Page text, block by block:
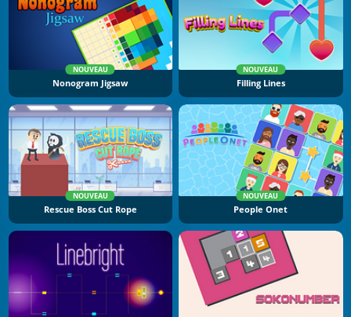
NOUVEAU
Nonogram Jigsaw
NOUVEAU
Filling Lines
NOUVEAU
Rescue Boss Cut Rope
NOUVEAU
People Onet